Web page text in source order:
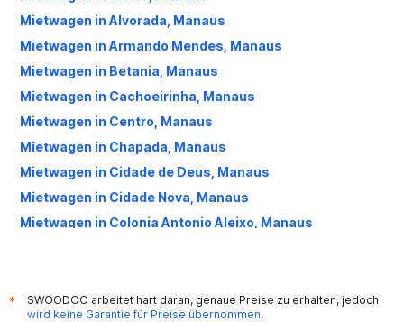
Mietwagen in Alvorada, Manaus
Mietwagen in Armando Mendes, Manaus
Mietwagen in Betania, Manaus
Mietwagen in Cachoeirinha, Manaus
Mietwagen in Centro, Manaus
Mietwagen in Chapada, Manaus
Mietwagen in Cidade de Deus, Manaus
Mietwagen in Cidade Nova, Manaus
Mietwagen in Colonia Antonio Aleixo, Manaus
Mietwagen in Colonia Terra Nova, Manaus
*
SWOODOO arbeitet hart daran, genaue Preise zu erhalten, jedoch
wird keine Garantie für Preise übernommen.